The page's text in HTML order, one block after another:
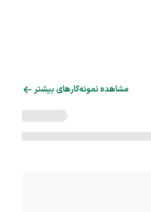
مشاهده نمونه‌کارهای بیشتر